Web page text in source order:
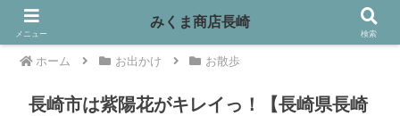
ホーム お出かけ お散歩
長崎市は紫陽花がキレイっ！【長崎県長崎
メニュー
みくま商店長崎
検索